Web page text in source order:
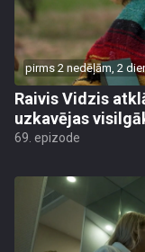
pirms 2 nedēļām, 2
Raivis Vidzis
uzkavējas
69. epizode